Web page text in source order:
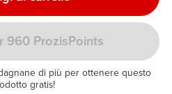
960 ProzisPoints
di più per ottenere questo
gratis!